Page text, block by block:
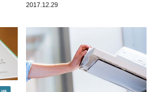
2017.12.29